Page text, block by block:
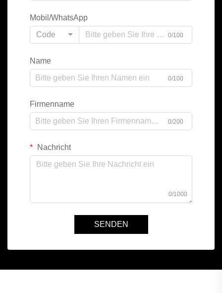
Mobil/WhatsApp
Code
0/100
Name
0/100
Firmenname
0/200
Nachricht
0/1000
SENDEN